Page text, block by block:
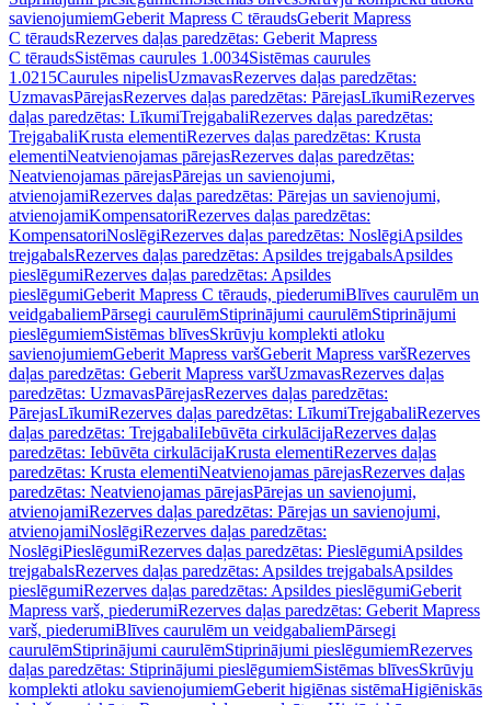
savienojumiemGeberit Mapress C tēraudsGeberit Mapress
C tēraudsRezerves daļas paredzētas: Geberit Mapress
C tēraudsSistēmas caurules 1.0034Sistēmas caurules
1.0215Caurules nipelisUzmavasRezerves daļas paredzētas:
UzmavasPārejasRezerves daļas paredzētas: PārejasLīkumiRezerves
daļas paredzētas: LīkumiTrejgabaliRezerves daļas paredzētas:
TrejgabaliKrusta elementiRezerves daļas paredzētas: Krusta
elementiNeatvienojamas pārejasRezerves daļas paredzētas:
Neatvienojamas pārejasPārejas un savienojumi,
atvienojamiRezerves daļas paredzētas: Pārejas un savienojumi,
atvienojamiKompensatoriRezerves daļas paredzētas:
KompensatoriNoslēgiRezerves daļas paredzētas: NoslēgiApsildes
trejgabalsRezerves daļas paredzētas: Apsildes trejgabalsApsildes
pieslēgumiRezerves daļas paredzētas: Apsildes
pieslēgumiGeberit Mapress C tērauds, piederumiBlīves caurulēm un
veidgabaliemPārsegi caurulēmStiprinājumi caurulēmStiprinājumi
pieslēgumiemSistēmas blīvesSkrūvju komplekti atloku
savienojumiemGeberit Mapress varšGeberit Mapress varšRezerves
daļas paredzētas: Geberit Mapress varšUzmavasRezerves daļas
paredzētas: UzmavasPārejasRezerves daļas paredzētas:
PārejasLīkumiRezerves daļas paredzētas: LīkumiTrejgabaliRezerves
daļas paredzētas: TrejgabaliIebūvēta cirkulācijaRezerves daļas
paredzētas: Iebūvēta cirkulācijaKrusta elementiRezerves daļas
paredzētas: Krusta elementiNeatvienojamas pārejasRezerves daļas
paredzētas: Neatvienojamas pārejasPārejas un savienojumi,
atvienojamiRezerves daļas paredzētas: Pārejas un savienojumi,
atvienojamiNoslēgiRezerves daļas paredzētas:
NoslēgiPieslēgumiRezerves daļas paredzētas: PieslēgumiApsildes
trejgabalsRezerves daļas paredzētas: Apsildes trejgabalsApsildes
pieslēgumiRezerves daļas paredzētas: Apsildes pieslēgumiGeberit
Mapress varš, piederumiRezerves daļas paredzētas: Geberit Mapress
varš, piederumiBlīves caurulēm un veidgabaliemPārsegi
caurulēmStiprinājumi caurulēmStiprinājumi pieslēgumiemRezerves
daļas paredzētas: Stiprinājumi pieslēgumiemSistēmas blīvesSkrūvju
komplekti atloku savienojumiemGeberit higiēnas sistēmaHigiēniskās